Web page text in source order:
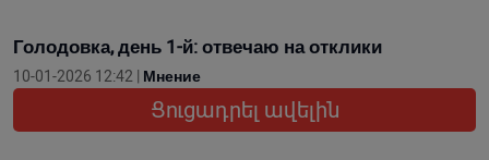
Голодовка, день 1-й: отвечаю на отклики
10-01-2026 12:42 | Мнение
Ցուցադրել ավելին